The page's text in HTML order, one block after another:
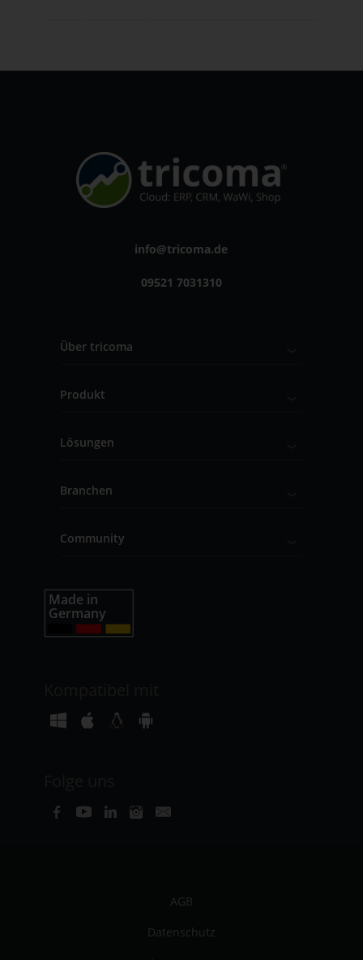
info@tricoma.de
09521 7031310
Über tricoma
Produkt
Lösungen
Branchen
Community
AGB
Datenschutz